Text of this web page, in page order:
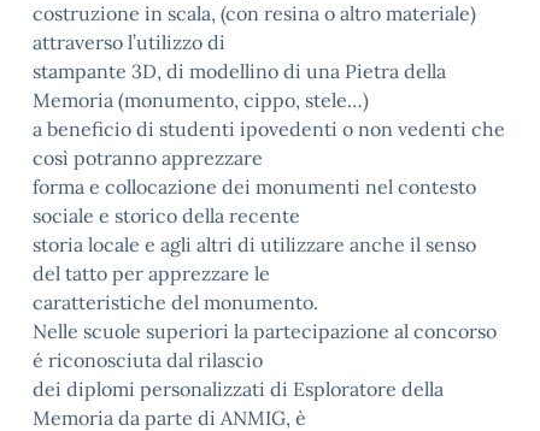
costruzione in scala, (con resina o altro materiale)
attraverso l’utilizzo di
stampante 3D, di modellino di una Pietra della
Memoria (monumento, cippo, stele…)
a beneficio di studenti ipovedenti o non vedenti che
così potranno apprezzare
forma e collocazione dei monumenti nel contesto
sociale e storico della recente
storia locale e agli altri di utilizzare anche il senso
del tatto per apprezzare le
caratteristiche del monumento.
Nelle scuole superiori la partecipazione al concorso
é riconosciuta dal rilascio
dei diplomi personalizzati di Esploratore della
Memoria da parte di ANMIG, è